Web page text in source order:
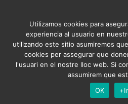
Nosotros Proyectos
© 2017 Copyright, diseño
Utilizamos cookies para
experiencia al usuario en
utilizando este sitio asumiremos
cookies per assegurar que
l'usuari en el nostre lloc web. Si
assumirem que
OK